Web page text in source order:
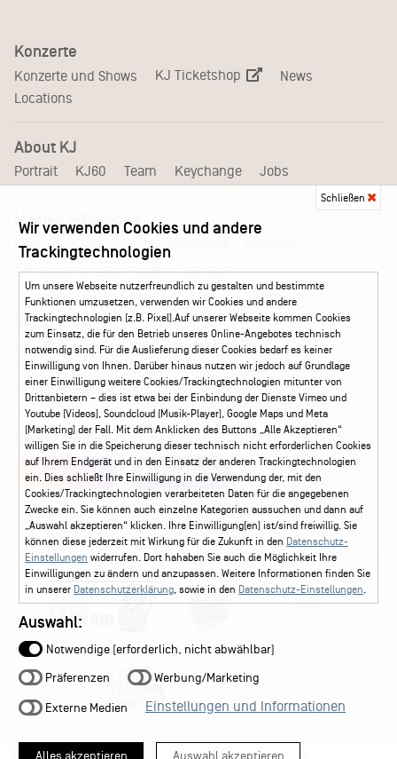
Konzerte
Konzerte und Shows KJ Ticketshop
News
Locations
About KJ
Portrait KJ60 Team Keychange Jobs
Medien & Branche
Booking Presse
Pressematerial – Festivals
Akkreditierungsformular – Festivals
Service
Kontakt Leichte Sprache
FAQ / Hilfe
Ticketshop Hamburg
Gutscheine
Callback-Service
Ticketservice 040 - 413 22 60
Social Media
Instagram Facebook
Schließen
Wir verwenden Cookies und andere
Trackingtechnologien
Um unsere Webseite nutzerfreundlich zu gestalten und bestimmte
Funktionen umzusetzen, verwenden wir Cookies und andere
Trackingtechnologien (z.B. Pixel).Auf unserer Webseite kommen Cookies
zum Einsatz, die für den Betrieb unseres Online-Angebotes technisch
notwendig sind. Für die Auslieferung dieser Cookies bedarf es keiner
Einwilligung von Ihnen. Darüber hinaus nutzen wir jedoch auf Grundlage
einer Einwilligung weitere Cookies/Trackingtechnologien mitunter von
Drittanbietern – dies ist etwa bei der Einbindung der Dienste Vimeo und
Youtube (Videos), Soundcloud (Musik-Player), Google Maps und Meta
(Marketing) der Fall. Mit dem Anklicken des Buttons „Alle Akzeptieren“
willigen Sie in die Speicherung dieser technisch nicht erforderlichen Cookies
auf Ihrem Endgerät und in den Einsatz der anderen Trackingtechnologien
ein. Dies schließt Ihre Einwilligung in die Verwendung der, mit den
Cookies/Trackingtechnologien verarbeiteten Daten für die angegebenen
Zwecke ein. Sie können auch einzelne Kategorien aussuchen und dann auf
„Auswahl akzeptieren“ klicken. Ihre Einwilligung(en) ist/sind freiwillig. Sie
können diese jederzeit mit Wirkung für die Zukunft in den Datenschutz-
Einstellungen widerrufen. Dort hahaben Sie auch die Möglichkeit Ihre
Einwilligungen zu ändern und anzupassen. Weitere Informationen finden Sie
in unserer Datenschutzerklärung, sowie in den Datenschutz-Einstellungen.
Auswahl:
Notwendige (erforderlich, nicht abwählbar)
Präferenzen Werbung/Marketing
Externe Medien Einstellungen und Informationen
Alles akzeptieren Auswahl akzeptieren